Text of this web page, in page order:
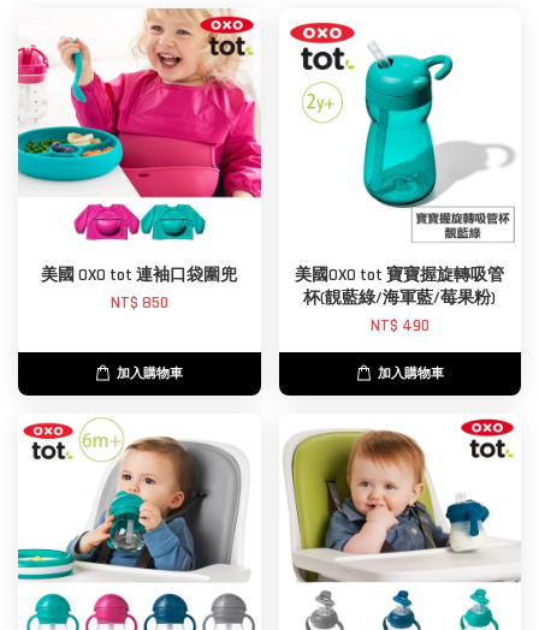
美國 OXO tot 連袖口袋圍兜
NT$ 850
加入購物車
美國OXO tot 寶寶握旋轉吸管
杯(靚藍綠/海軍藍/莓果粉)
NT$ 490
加入購物車